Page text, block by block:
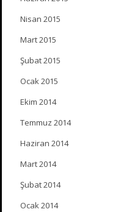
Nisan 2015
Mart 2015
Şubat 2015
Ocak 2015
Ekim 2014
Temmuz 2014
Haziran 2014
Mart 2014
Şubat 2014
Ocak 2014